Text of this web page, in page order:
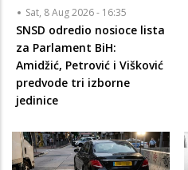
Sat, 8 Aug 2026 - 16:35
SNSD odredio nosioce lista
za Parlament BiH:
Amidžić, Petrović i Višković
predvode tri izborne
jedinice